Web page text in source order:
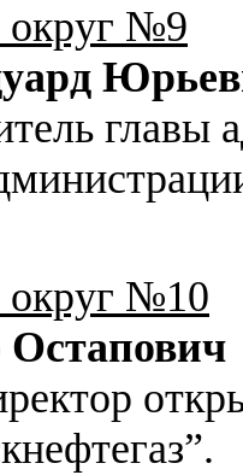
округ №9
главы
округ №10